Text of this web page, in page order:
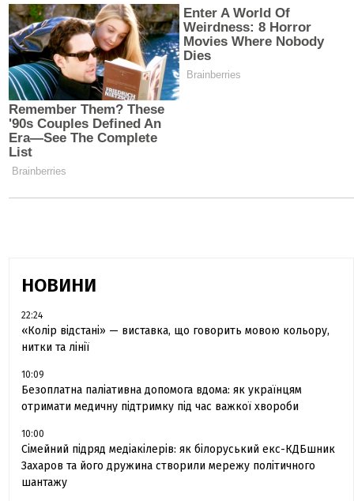
НОВИНИ
22:24
«Колір відстані» — виставка, що говорить мовою кольору,
нитки та лінії
10:09
Безоплатна паліативна допомога вдома: як українцям
отримати медичну підтримку під час важкої хвороби
10:00
Сімейний підряд медіакілерів: як білоруський екс-КДБшник
Захаров та його дружина створили мережу політичного
шантажу